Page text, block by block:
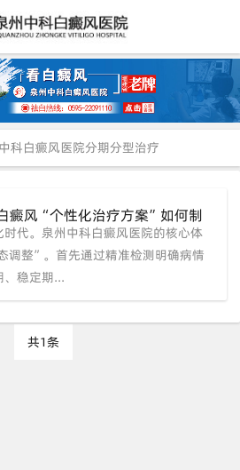
科白癜风医院分期分型治疗
癜风“个性化治疗方案”如何制
分期分型」+“动态调整”体系
代。泉州中科白癜风医院的核心体
整”。首先通过精准检测明确病情
、稳定期...
共1条